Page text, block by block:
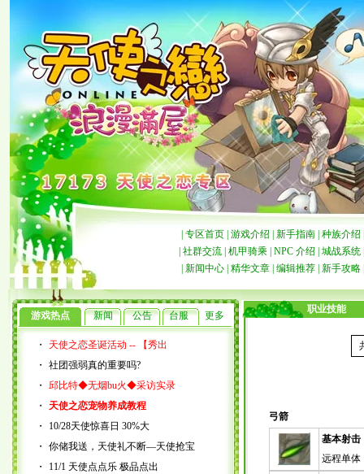
|专区首页 |游戏介绍 |新手指南 |种族介绍
|社群交流 |机甲骑乘 |NPC 介绍 |城战系统
|新闻中心 |精华文章 |编辑推荐 |新手攻略
游戏热点 新闻 公告 台服 更多
・
天使之恋圣诞活动 -- 【秀出
・
社团强弱真的重要吗?
・
邱比特◆无烟bu火◆采访实录
・
天使之恋宠物养成教程
・
10/28天使惊喜日 30%大
・
你储我送，天使礼不断―天使抢宝
・
11/1 天使点点乐 极品点出
职业技能
弓箭
基本射击
远程单体